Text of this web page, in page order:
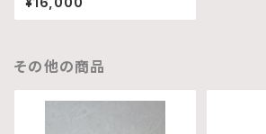
その他の商品